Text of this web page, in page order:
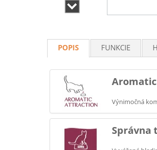
POPIS FUNKCIE
Výnimočná
Správna